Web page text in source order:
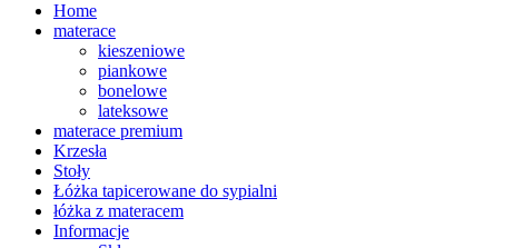
Home
materace
kieszeniowe
piankowe
bonelowe
lateksowe
materace premium
Krzesła
Stoły
Łóżka tapicerowane do sypialni
łóżka z materacem
Informacje